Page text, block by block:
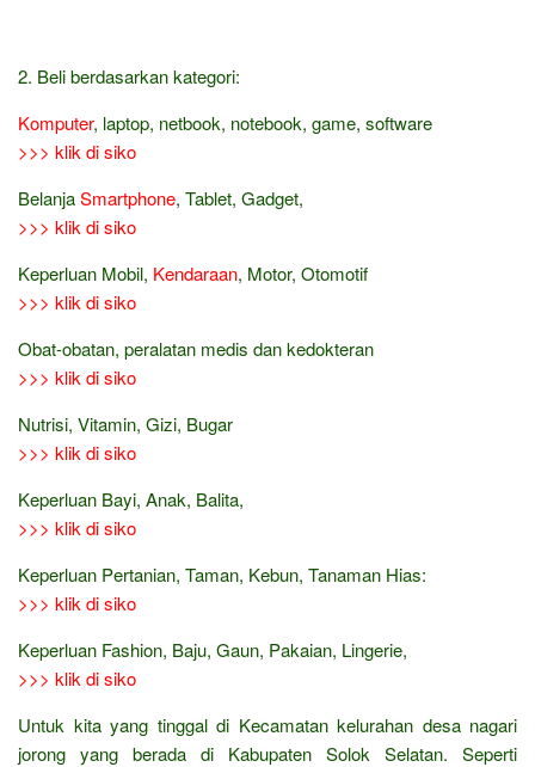
2. Beli berdasarkan kategori:
Komputer, laptop, netbook, notebook, game, software
>>> klik di siko
BelanjaSmartphone, Tablet, Gadget,
>>> klik di siko
Keperluan Mobil, Kendaraan, Motor, Otomotif
>>> klik di siko
Obat-obatan, peralatan medis dan kedokteran
>>> klik di siko
Nutrisi, Vitamin, Gizi, Bugar
>>> klik di siko
Keperluan Bayi, Anak, Balita,
>>> klik di siko
Keperluan Pertanian, Taman, Kebun, Tanaman Hias:
>>> klik di siko
Keperluan Fashion, Baju, Gaun, Pakaian, Lingerie,
>>> klik di siko
Untuk kita yang tinggal di Kecamatan kelurahan desa nagari
jorong yang berada di Kabupaten Solok Selatan. Seperti